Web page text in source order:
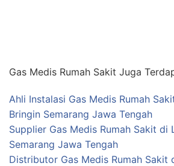
Gas Medis Rumah Sakit Juga
Ahli Instalasi Gas Medis Rumah
Bringin Semarang Jawa Tengah
Supplier Gas Medis Rumah Sakit di
Semarang Jawa Tengah
Distributor Gas Medis Rumah Sakit